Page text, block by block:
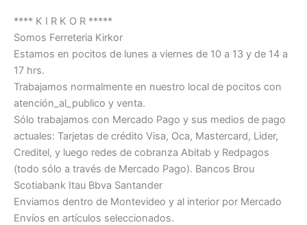
**** K I R K O R *****
Somos Ferreteria Kirkor
Estamos en pocitos de lunes a viernes de 10 a 13 y de 14 a
17 hrs.
Trabajamos normalmente en nuestro local de pocitos con
atención_al_publico y venta.
Sólo trabajamos con Mercado Pago y sus medios de pago
actuales: Tarjetas de crédito Visa, Oca, Mastercard, Lider,
Creditel, y luego redes de cobranza Abitab y Redpagos
(todo sólo a través de Mercado Pago). Bancos Brou
Scotiabank Itau Bbva Santander
Enviamos dentro de Montevideo y al interior por Mercado
Envíos en artículos seleccionados.